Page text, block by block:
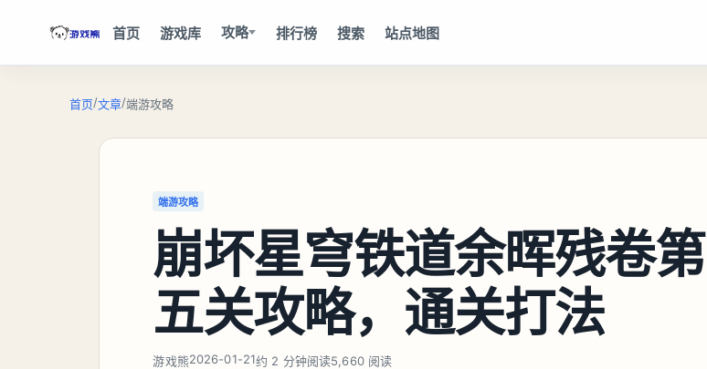
首页 游戏库 攻略 排行榜 搜索 站点地图
首页/文章/端游攻略
端游攻略
崩坏星穹铁道余晖残卷第
五关攻略，通关打法
游戏熊2026-01-21约 2 分钟阅读5,660 阅读